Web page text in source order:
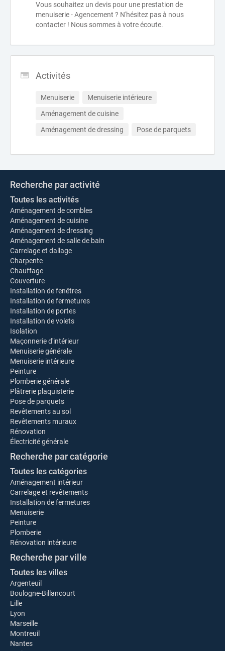
Vous souhaitez un devis pour une prestation de
menuiserie - Agencement ? N'hésitez pas à nous
contacter ! Nous sommes à votre écoute.
Activités
Menuiserie
Menuiserie intérieure
Aménagement de cuisine
Aménagement de dressing
Pose de parquets
Recherche par activité
Toutes les activités
Aménagement de combles
Aménagement de cuisine
Aménagement de dressing
Aménagement de salle de bain
Carrelage et dallage
Charpente
Chauffage
Couverture
Installation de fenêtres
Installation de fermetures
Installation de portes
Installation de volets
Isolation
Maçonnerie d'intérieur
Menuiserie générale
Menuiserie intérieure
Peinture
Plomberie générale
Plâtrerie plaquisterie
Pose de parquets
Revêtements au sol
Revêtements muraux
Rénovation
Électricité générale
Recherche par catégorie
Toutes les catégories
Aménagement intérieur
Carrelage et revêtements
Installation de fermetures
Menuiserie
Peinture
Plomberie
Rénovation intérieure
Recherche par ville
Toutes les villes
Argenteuil
Boulogne-Billancourt
Lille
Lyon
Marseille
Montreuil
Nantes